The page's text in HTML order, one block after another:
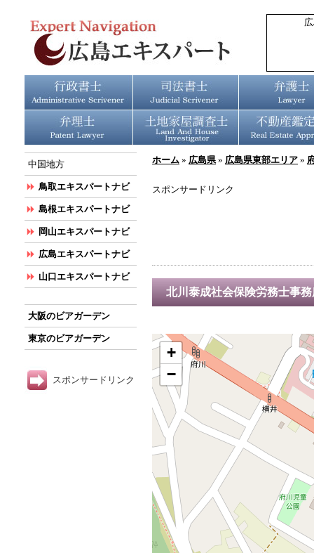
ホーム » 広島県» 広島県東部エリア »
スポンサードリンク
北川泰成社会保険労務士事務
+
−
中国地方
鳥取エキスパートナビ
島根エキスパートナビ
岡山エキスパートナビ
広島エキスパートナビ
山口エキスパートナビ
大阪のビアガーデン
東京のビアガーデン
スポンサードリンク